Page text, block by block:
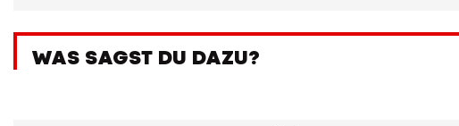
WAS SAGST DU DAZU?